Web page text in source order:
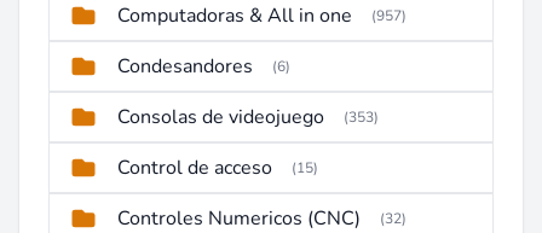
Computadoras & All in one (957)
Condesandores (6)
Consolas de videojuego (353)
Control de acceso (15)
Controles Numericos (CNC) (32)